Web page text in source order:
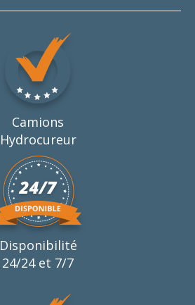
Camions
Hydrocureur
Disponibilité
24/24 et 7/7